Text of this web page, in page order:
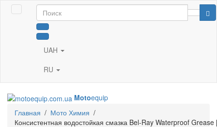
UAH
RU
Motoequip
Главная / Мото Химия /
Консистентная водостойкая смазка Bel-Ray Waterproof